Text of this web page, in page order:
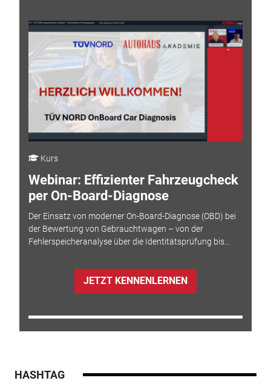
Kurs
Webinar: Effizienter Fahrzeugcheck
per On-Board-Diagnose
Der Einsatz von moderner On-Board-Diagnose (OBD) bei
der Bewertung von Gebrauchtwagen – von der
Fehlerspeicheranalyse über die Identitätsprüfung bis...
JETZT KENNENLERNEN
HASHTAG